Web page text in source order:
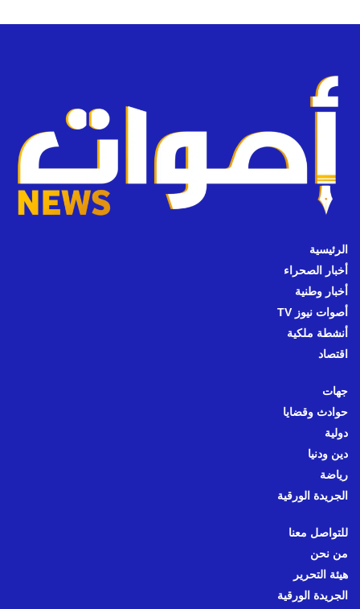
الرئيسية
أخبار الصحراء
أخبار وطنية
أصوات نيوز TV
أنشطة ملكية
اقتصاد
جهات
حوادث وقضايا
دولية
دين ودنيا
رياضة
الجريدة الورقية
للتواصل معنا
من نحن
هيئة التحرير
الجريدة الورقية